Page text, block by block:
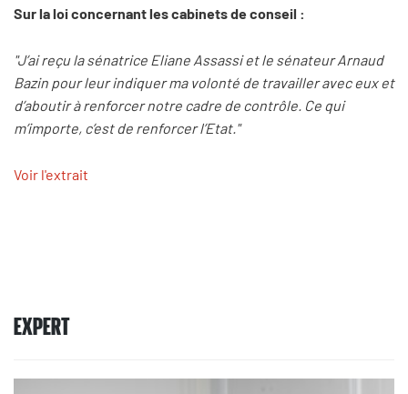
Sur la loi concernant les cabinets de conseil :
"J’ai reçu la sénatrice Eliane Assassi et le sénateur Arnaud
Bazin pour leur indiquer ma volonté de travailler avec eux et
d’aboutir à renforcer notre cadre de contrôle. Ce qui
m’importe, c’est de renforcer l’Etat."
Voir l'extrait
EXPERT